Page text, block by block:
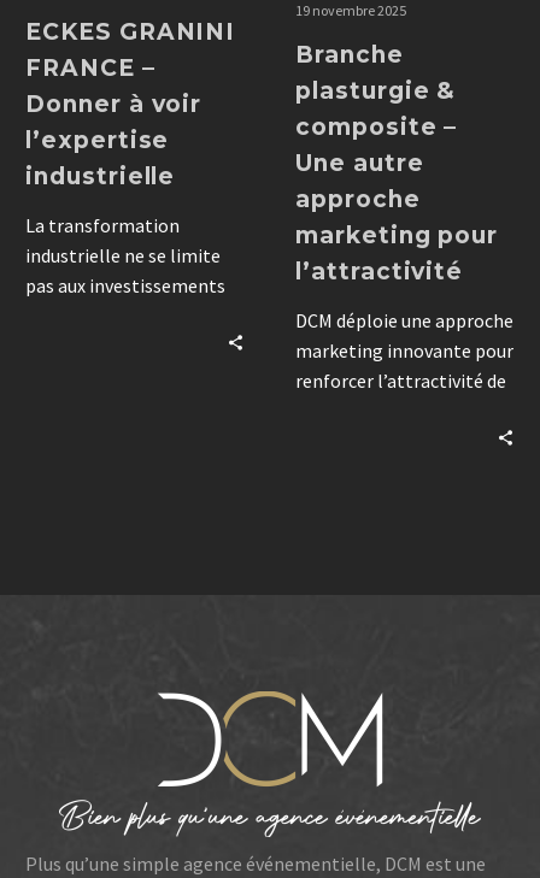
ECKES GRANINI
FRANCE –
Donner à voir
l’expertise
industrielle
La transformation
industrielle ne se limite
pas aux investissements
19 novembre 2025
Branche
plasturgie &
composite –
Une autre
approche
marketing pour
l’attractivité
DCM déploie une approche
marketing innovante pour
renforcer l’attractivité de
acteurs de la branche, au
service de la transmission
et de la pédagogie.
Plus qu’une simple agence événementielle, DCM est une